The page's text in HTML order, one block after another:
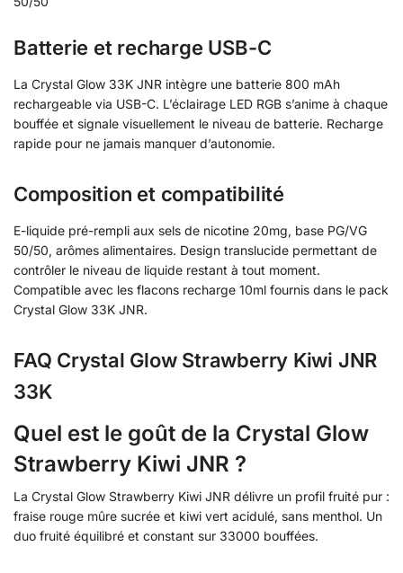
Batterie et recharge USB-C
La Crystal Glow 33K JNR intègre une batterie 800 mAh
rechargeable via USB-C. L’éclairage LED RGB s’anime à chaque
bouffée et signale visuellement le niveau de batterie. Recharge
rapide pour ne jamais manquer d’autonomie.
Composition et compatibilité
E-liquide pré-rempli aux sels de nicotine 20mg, base PG/VG
50/50, arômes alimentaires. Design translucide permettant de
contrôler le niveau de liquide restant à tout moment.
Compatible avec les flacons recharge 10ml fournis dans le pack
Crystal Glow 33K JNR.
FAQ Crystal Glow Strawberry Kiwi JNR
33K
Quel est le goût de la Crystal Glow
Strawberry Kiwi JNR ?
La Crystal Glow Strawberry Kiwi JNR délivre un profil fruité pur :
fraise rouge mûre sucrée et kiwi vert acidulé, sans menthol. Un
duo fruité équilibré et constant sur 33000 bouffées.